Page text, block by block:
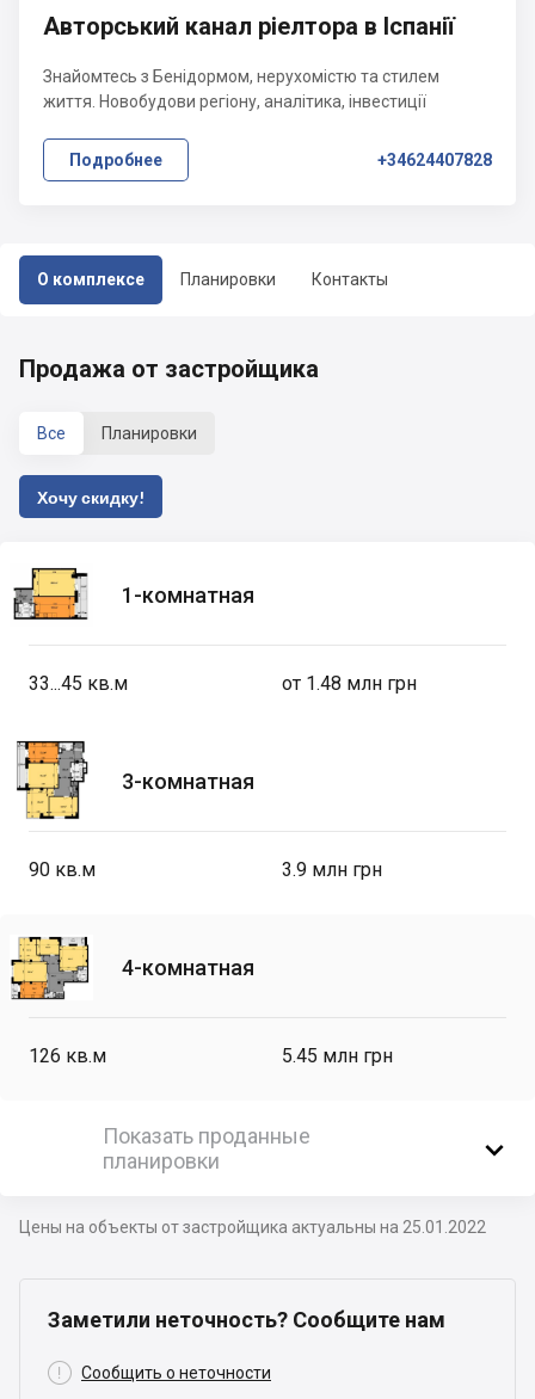
О комплексе Планировки Контакты
Авторський канал ріелтора в Іспанії
Знайомтесь з Бенідормом, нерухомістю та стилем
життя. Новобудови регіону, аналітика, інвестиції
Подробнее +34624407828
Продажа от застройщика
Все Планировки
Хочу скидку!
1-комнатная
33...45 кв.м от 1.48 млн грн
3-комнатная
90 кв.м 3.9 млн грн
4-комнатная
126 кв.м 5.45 млн грн
Показать проданные
планировки

Цены на объекты от застройщика актуальны на 25.01.2022
Заметили неточность? Сообщите нам
 Сообщить о неточности